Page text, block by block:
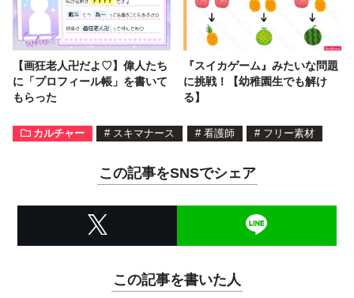
【画狂老人卍だよ♡】偉人たち
に「プロフィール帳」を書いて
もらった
『スイカゲーム』みたいな問題
に挑戦！【幼稚園生でも解け
る】
カルチャー # スキマナース # 看護師 # フリー素材
この記事をSNSでシェア
この記事を書いた人